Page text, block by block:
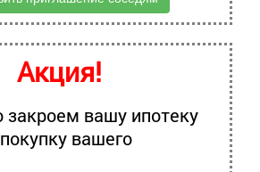
Акция!
закроем вашу ипотеку
вашего